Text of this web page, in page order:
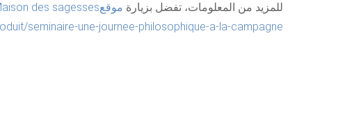
للمزيد من المعلومات، تفضل بزيارة موقع
seminaire-une-journee-philosophique-a-la-campagne/